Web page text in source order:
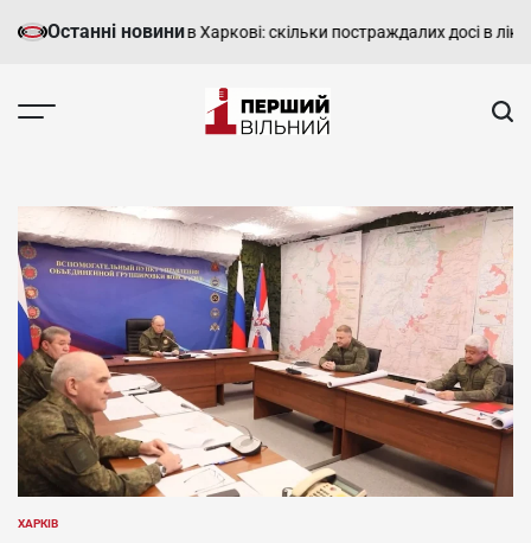
до
Останні новини
10‑поверхівці в Харкові: скільки постраждалих досі в лікарні
-
харківський,
новини
Харкова
та
області
ОПУБЛІКУВАТИ
ХАРКІВ